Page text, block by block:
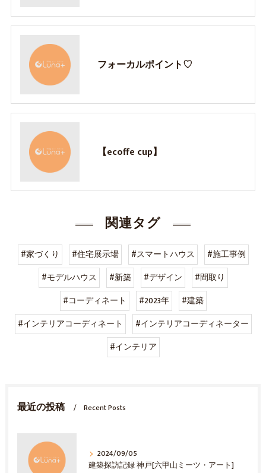
フォーカルポイント♡
【ecoffe cup】
関連タグ
#家づくり #住宅展示場 #スマートハウス
#施工事例
#モデルハウス
#新築 #デザイン
#間取り
#コーディネート
#2023年
#建築
#インテリアコーディネート
#インテリアコーディネーター
#インテリア
最近の投稿 Recent Posts
2024/09/05
建築探訪記録 神戸[六甲山ミーツ・アート]